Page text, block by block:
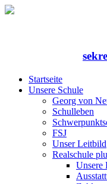
Startseite
Unsere Schule
Georg von
Schulleben
FSJ
Unser Leitbild
Realschule
Unsere